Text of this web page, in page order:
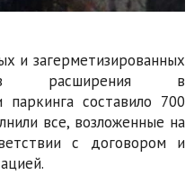
и загерметизированных
расширения в
составило 700
все, возложенные на
с договором и